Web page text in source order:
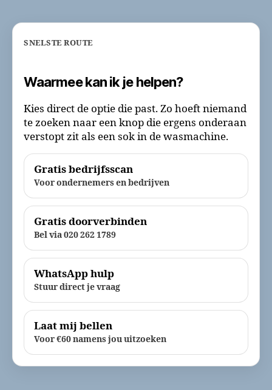
SNELSTE ROUTE
Waarmee kan ik je helpen?
Kies direct de optie die past. Zo hoeft niemand
te zoeken naar een knop die ergens onderaan
verstopt zit als een sok in de wasmachine.
Gratis bedrijfsscan
Voor ondernemers en bedrijven
Gratis doorverbinden
Bel via 020 262 1789
WhatsApp hulp
Stuur direct je vraag
Laat mij bellen
Voor €60 namens jou uitzoeken